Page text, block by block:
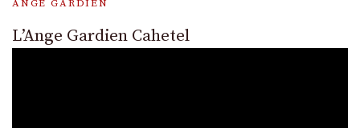
ANGE GARDIEN
L’Ange Gardien Cahetel